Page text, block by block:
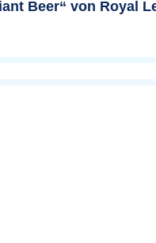
Beer“ von Royal